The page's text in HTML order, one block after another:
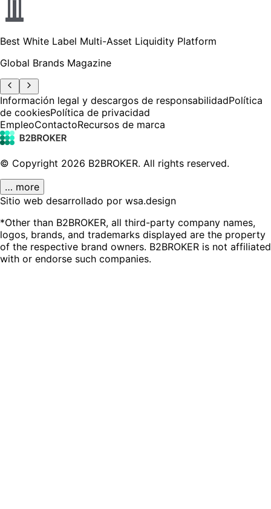
Best White Label Multi-Asset Liquidity Platform
Global Brands Magazine
Información legal y descargos de responsabilidadPolítica
de cookiesPolítica de privacidad
EmpleoContactoRecursos de marca
© Copyright 2026 B2BROKER. All rights reserved.
… more
Sitio web desarrollado por wsa.design
*Other than B2BROKER, all third-party company names,
logos, brands, and trademarks displayed are the property
of the respective brand owners. B2BROKER is not affiliated
with or endorse such companies.